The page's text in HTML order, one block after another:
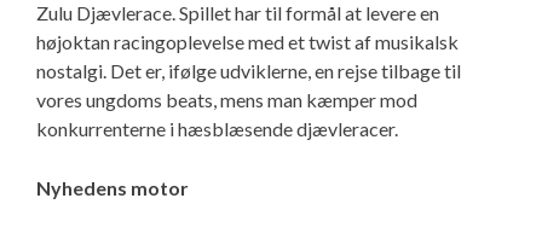
Zulu Djævlerace. Spillet har til formål at levere en
højoktan racingoplevelse med et twist af musikalsk
nostalgi. Det er, ifølge udviklerne, en rejse tilbage til
vores ungdoms beats, mens man kæmper mod
konkurrenterne i hæsblæsende djævleracer.
Nyhedens motor